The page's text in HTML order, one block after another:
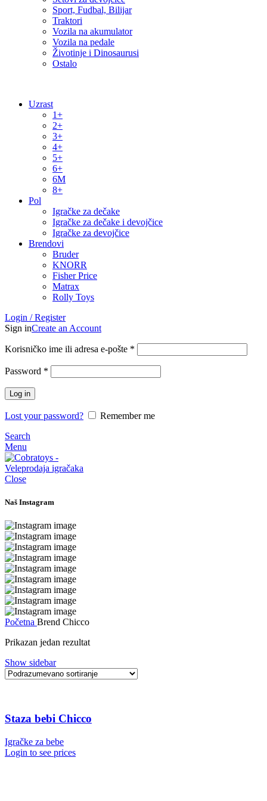
Sport, Fudbal, Bilijar
Traktori
Vozila na akumulator
Vozila na pedale
Životinje i Dinosaurusi
Ostalo
Uzrast
1+
2+
3+
4+
5+
6+
6M
8+
Pol
Igračke za dečake
Igračke za dečake i devojčice
Igračke za devojčice
Brendovi
Bruder
KNORR
Fisher Price
Matrax
Rolly Toys
Login / Register
Sign inCreate an Account
Korisničko ime ili adresa e-pošte *
Password *
Log in
Lost your password?
Remember me
Search
Menu
Close
Naš Instagram
Početna Brend Chicco
Prikazan jedan rezultat
Show sidebar
Staza bebi Chicco
Igračke za bebe
Login to see prices